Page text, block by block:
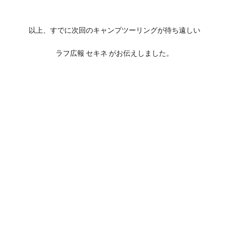
以上、すでに次回のキャンプツーリングが待ち遠しい
ラフ広報 セキネ がお伝えしました。